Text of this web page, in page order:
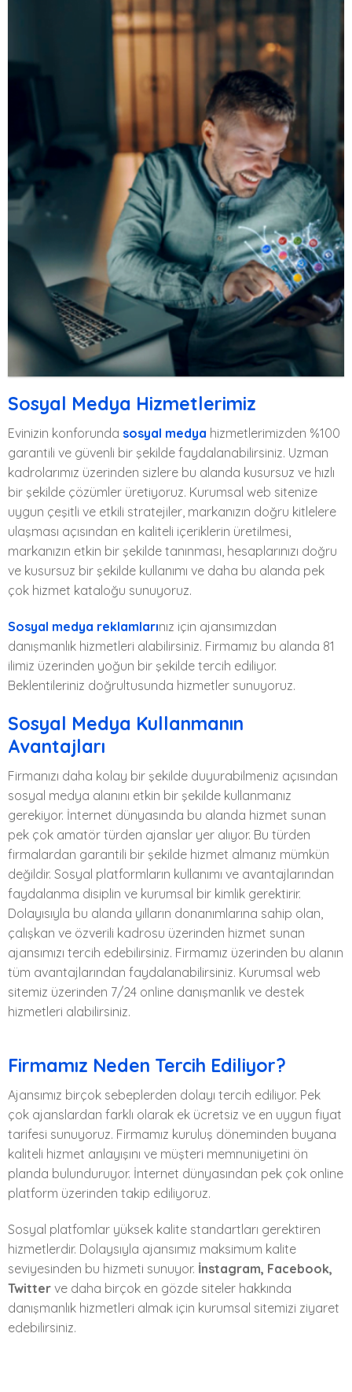
Sosyal Medya Hizmetlerimiz
Evinizin konforunda sosyal medya hizmetlerimizden %100
garantili ve güvenli bir şekilde faydalanabilirsiniz. Uzman
kadrolarımız üzerinden sizlere bu alanda kusursuz ve hızlı
bir şekilde çözümler üretiyoruz. Kurumsal web sitenize
uygun çeşitli ve etkili stratejiler, markanızın doğru kitlelere
ulaşması açısından en kaliteli içeriklerin üretilmesi,
markanızın etkin bir şekilde tanınması, hesaplarınızı doğru
ve kusursuz bir şekilde kullanımı ve daha bu alanda pek
çok hizmet kataloğu sunuyoruz.
Sosyal medya reklamlarınız için ajansımızdan
danışmanlık hizmetleri alabilirsiniz. Firmamız bu alanda 81
ilimiz üzerinden yoğun bir şekilde tercih ediliyor.
Beklentileriniz doğrultusunda hizmetler sunuyoruz.
Sosyal Medya Kullanmanın
Avantajları
Firmanızı daha kolay bir şekilde duyurabilmeniz açısından
sosyal medya alanını etkin bir şekilde kullanmanız
gerekiyor. İnternet dünyasında bu alanda hizmet sunan
pek çok amatör türden ajanslar yer alıyor. Bu türden
firmalardan garantili bir şekilde hizmet almanız mümkün
değildir. Sosyal platformların kullanımı ve avantajlarından
faydalanma disiplin ve kurumsal bir kimlik gerektirir.
Dolayısıyla bu alanda yılların donanımlarına sahip olan,
çalışkan ve özverili kadrosu üzerinden hizmet sunan
ajansımızı tercih edebilirsiniz. Firmamız üzerinden bu alanın
tüm avantajlarından faydalanabilirsiniz. Kurumsal web
sitemiz üzerinden 7/24 online danışmanlık ve destek
hizmetleri alabilirsiniz.
Firmamız Neden Tercih Ediliyor?
Ajansımız birçok sebeplerden dolayı tercih ediliyor. Pek
çok ajanslardan farklı olarak ek ücretsiz ve en uygun fiyat
tarifesi sunuyoruz. Firmamız kuruluş döneminden buyana
kaliteli hizmet anlayışını ve müşteri memnuniyetini ön
planda bulunduruyor. İnternet dünyasından pek çok online
platform üzerinden takip ediliyoruz.
Sosyal platfomlar yüksek kalite standartları gerektiren
hizmetlerdir. Dolaysıyla ajansımız maksimum kalite
seviyesinden bu hizmeti sunuyor. İnstagram, Facebook,
Twitterve daha birçok en gözde siteler hakkında
danışmanlık hizmetleri almak için kurumsal sitemizi ziyaret
edebilirsiniz.